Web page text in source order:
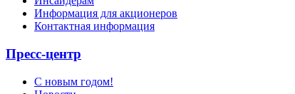
Информация для акционеров
Контактная информация
Пресс-центр
С новым годом!